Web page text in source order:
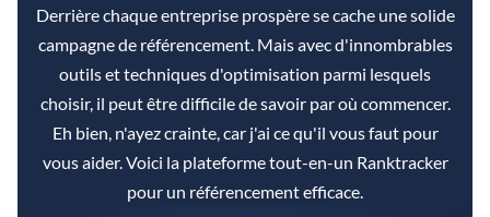
Derrière chaque entreprise prospère se cache une solide
campagne de référencement. Mais avec d'innombrables
outils et techniques d'optimisation parmi lesquels
choisir, il peut être difficile de savoir par où commencer.
Eh bien, n'ayez crainte, car j'ai ce qu'il vous faut pour
vous aider. Voici la plateforme tout-en-un Ranktracker
pour un référencement efficace.